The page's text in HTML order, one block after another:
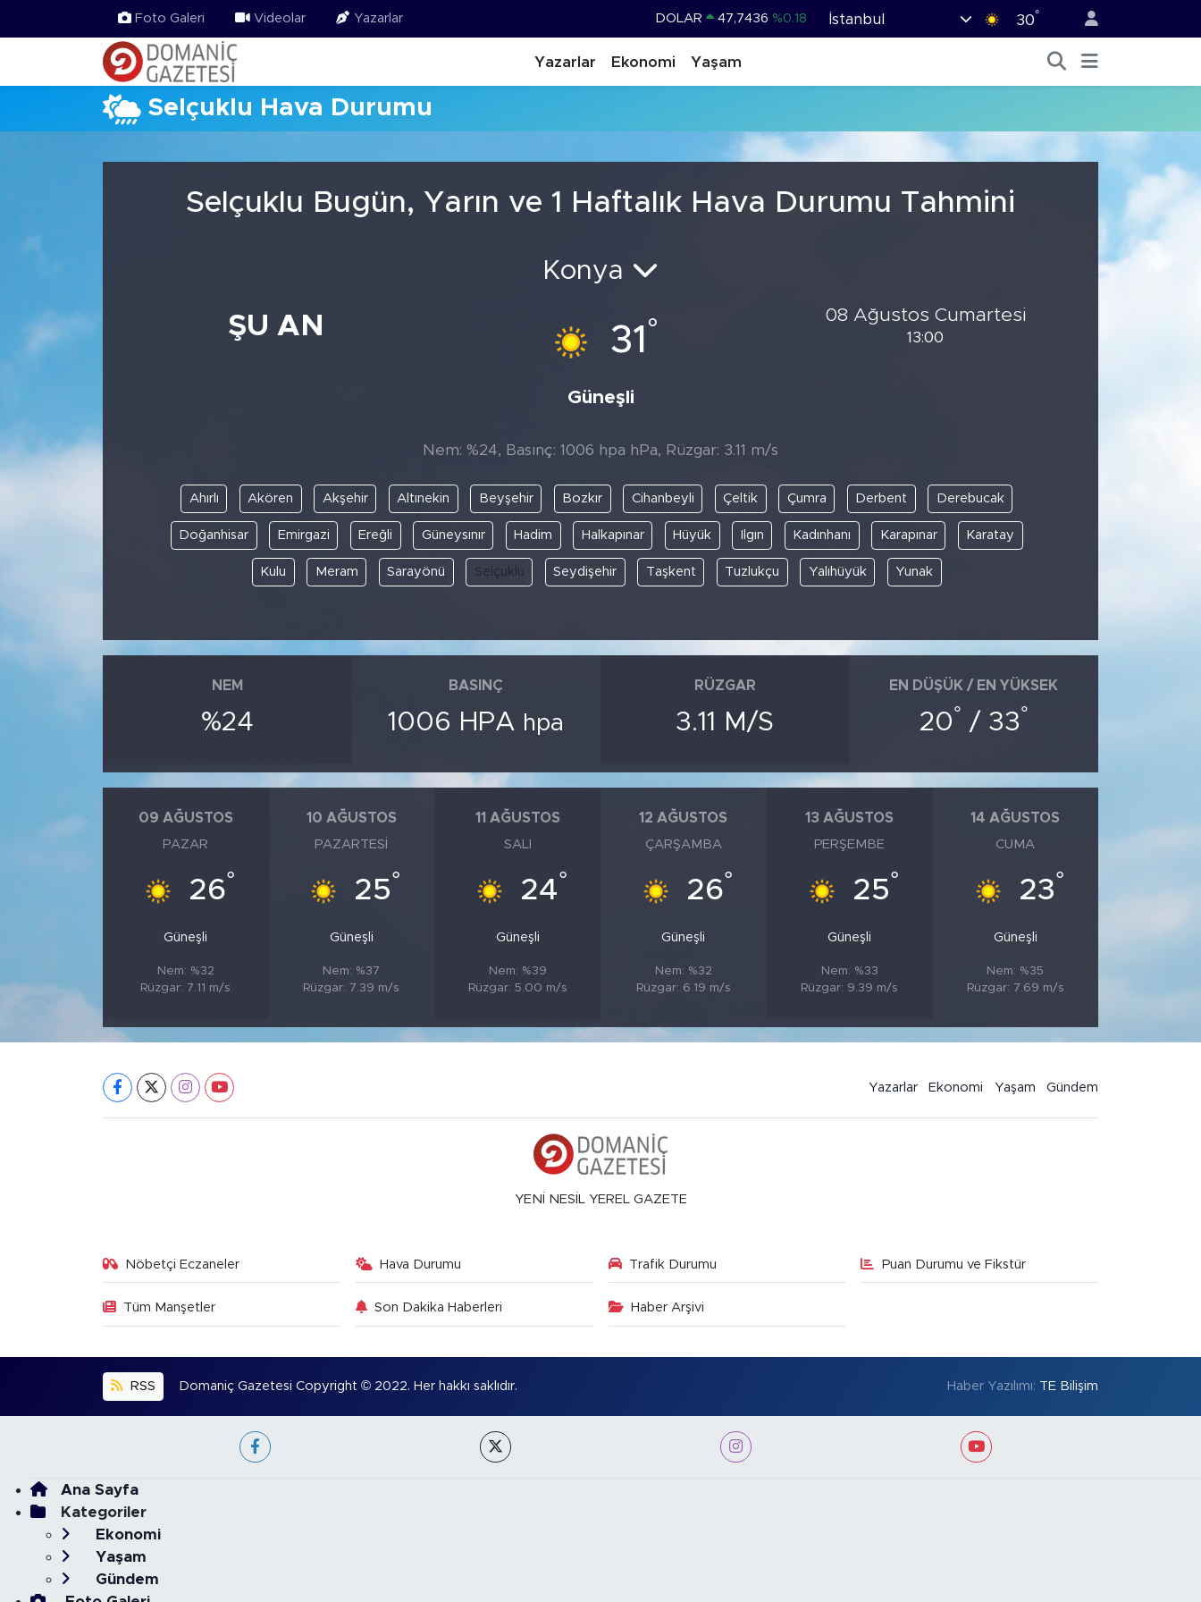
Foto Galeri Videolar Yazarlar DOLAR 47,7436 %0.18
STERLİN 64,4811 %0.38
%-14
İstanbul 30°
Yazarlar Ekonomi Yaşam
Selçuklu Hava Durumu
Selçuklu Bugün, Yarın ve 1 Haftalık Hava Durumu Tahmini
ŞU AN
Konya
31 °
Güneşli
08 Ağustos Cumartesi
13:00
Nem: %24, Basınç: 1006 hpa hPa, Rüzgar: 3.11 m/s
Ahırlı Akören Akşehir Altınekin Beyşehir Bozkır Cihanbeyli Çeltik Çumra Derbent Derebucak
Doğanhisar Emirgazi Ereğli Güneysınır Hadim Halkapınar Hüyük Ilgın Kadınhanı Karapınar Karatay
Kulu Meram Sarayönü Selçuklu Seydişehir Taşkent Tuzlukçu Yalıhüyük Yunak
NEM
%24
BASINÇ
1006 HPA hpa
RÜZGAR
3.11 M/S
EN DÜŞÜK / EN YÜKSEK
20° / 33°
09 AĞUSTOS
PAZAR
26°
Güneşli
Nem: %32
Rüzgar: 7.11 m/s
10 AĞUSTOS
PAZARTESI
25°
Güneşli
Nem: %37
Rüzgar: 7.39 m/s
11 AĞUSTOS
SALI
24°
Güneşli
Nem: %39
Rüzgar: 5.00 m/s
12 AĞUSTOS
ÇARŞAMBA
26°
Güneşli
Nem: %32
Rüzgar: 6.19 m/s
13 AĞUSTOS
PERŞEMBE
25°
Güneşli
Nem: %33
Rüzgar: 9.39 m/s
14 AĞUSTOS
CUMA
23°
Güneşli
Nem: %35
Rüzgar: 7.69 m/s
Yazarlar Ekonomi Yaşam Gündem
YENİ NESİL YEREL GAZETE
Nöbetçi Eczaneler Hava Durumu Trafik Durumu Puan Durumu ve Fikstür
Tüm Manşetler Son Dakika Haberleri Haber Arşivi
RSS Domaniç Gazetesi Copyright © 2022. Her hakkı saklıdır. Haber Yazılımı: TE Bilişim
Ana Sayfa
Kategoriler
Ekonomi
Yaşam
Gündem